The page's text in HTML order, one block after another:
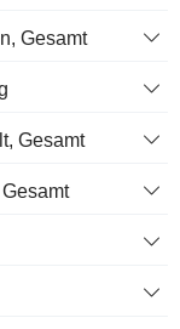
Gesamt
Gesamt